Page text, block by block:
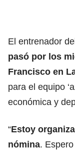
El entrenador
pasó por los
Francisco en
para el equipo
económica y
“Estoy
nómina.